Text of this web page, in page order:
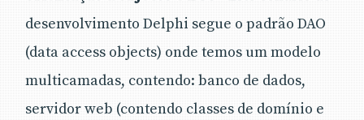
desenvolvimento Delphi segue o padrão DAO
(data access objects) onde temos um modelo
multicamadas, contendo: banco de dados,
servidor web (contendo classes de domínio e